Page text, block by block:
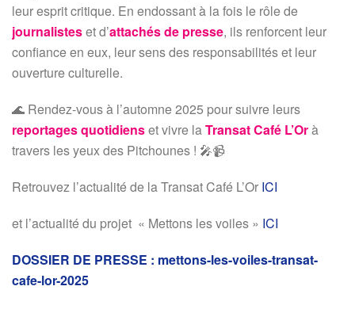
leur esprit critique. En endossant à la fois le rôle de
journalisteset d’attachés de presse, ils renforcent leur
confiance en eux, leur sens des responsabilités et leur
ouverture culturelle.
🌊 Rendez-vous à l’automne 2025 pour suivre leurs
reportages quotidienset vivre laTransat Café L’Orà
travers les yeux des Pitchounes ! 🎤📹
Retrouvez l’actualité de la Transat Café L’Or ICI
et l’actualité du projet « Mettons les voiles » ICI
DOSSIER DE PRESSE : mettons-les-voiles-transat-
cafe-lor-2025